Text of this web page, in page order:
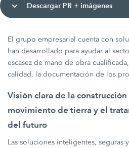
Descargar PR + imágenes
El grupo empresarial cuenta con
han desarrollado para ayudar al
escasez de mano de obra
calidad, la documentación de los
Visión clara de la construcción
movimiento de tierra y el
del futuro
Las soluciones inteligentes, seguras